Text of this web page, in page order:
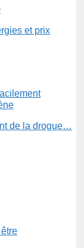
et prix
de la drogue…